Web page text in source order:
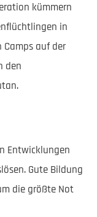
kümmern
in
auf der
den
Entwicklungen
Gute Bildung
die größte Not